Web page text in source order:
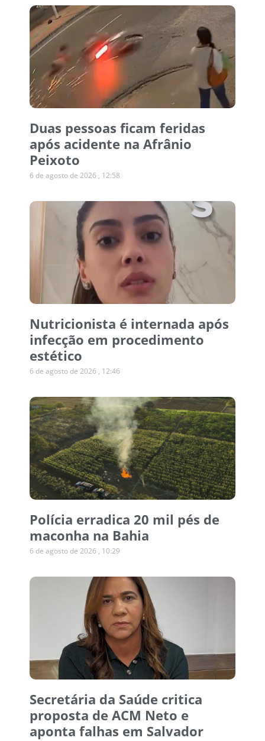
Duas pessoas ficam feridas
após acidente na Afrânio
Peixoto
6 de agosto de 2026 12:58
Nutricionista é internada após
infecção em procedimento
estético
6 de agosto de 2026 12:46
Polícia erradica 20 mil pés de
maconha na Bahia
6 de agosto de 2026 10:29
Secretária da Saúde critica
proposta de ACM Neto e
aponta falhas em Salvador